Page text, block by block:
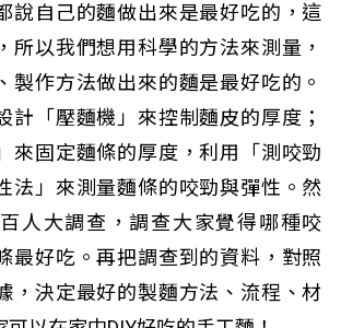
說自己的麵做出來是最好吃的，這
所以我們想用科學的方法來測量，
製作方法做出來的麵是最好吃的。
計「壓麵機」來控制麵皮的厚度；
來固定麵條的厚度，利用「測咬勁
法」來測量麵條的咬勁與彈性。然
人大調查，調查大家覺得哪種咬
最好吃。再把調查到的資料，對照
，決定最好的製麵方法、流程、材